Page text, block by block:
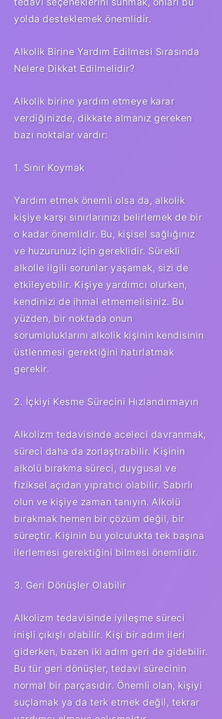
yolda desteklemek önemlidir.
Alkolik Birine Yardım Edilmesi Sırasında
Nelere Dikkat Edilmelidir?
Alkolik birine yardım etmeye karar
verdiğinizde, dikkate almanız gereken
bazı noktalar vardır:
1. Sınır Koymak
Yardım etmek önemli olsa da, alkolik
kişiye karşı sınırlarınızı belirlemek de bir
o kadar önemlidir. Bu, kişisel sağlığınız
ve huzurunuz için gereklidir. Sürekli
alkolle ilgili sorunlar yaşamak, sizi de
etkileyebilir. Kişiye yardımcı olurken,
kendinizi de ihmal etmemelisiniz. Bu
yüzden, bir noktada onun
sorumluluklarını alkolik kişinin kendisinin
üstlenmesi gerektiğini hatırlatmak
gerekir.
2. İçkiyi Kesme Sürecini Hızlandırmayın
Alkolizm tedavisinde aceleci davranmak,
süreci daha da zorlaştırabilir. Kişinin
alkolü bırakma süreci, duygusal ve
fiziksel açıdan yıpratıcı olabilir. Sabırlı
olun ve kişiye zaman tanıyın. Alkolü
bırakmak hemen bir çözüm değil, bir
süreçtir. Kişinin bu yolculukta tek başına
ilerlemesi gerektiğini bilmesi önemlidir.
3. Geri Dönüşler Olabilir
Alkolizm tedavisinde iyileşme süreci
inişli çıkışlı olabilir. Kişi bir adım ileri
giderken, bazen iki adım geri de gidebilir.
Bu tür geri dönüşler, tedavi sürecinin
normal bir parçasıdır. Önemli olan, kişiyi
suçlamak ya da terk etmek değil, tekrar